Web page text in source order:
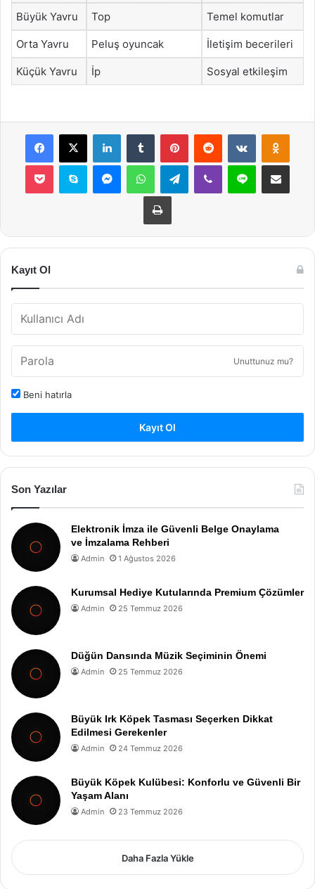
Büyük Yavru Top Temel komutlar
Orta Yavru Peluş oyuncak İletişim becerileri
Küçük Yavru İp Sosyal etkileşim
Facebook
X LinkedInTumblr PinterestReddit VKontakte
Pocket Skype MessengerWhatsAppTelegramViber Line E-Posta ile
Yazdır
Kayıt Ol
Unuttunuz mu?
Beni hatırla
Kayıt Ol
Son Yazılar
Elektronik İmza ile Güvenli Belge Onaylama
ve İmzalama Rehberi
Admin 1 Ağustos 2026
Kurumsal Hediye Kutularında Premium Çözümler
Admin 25 Temmuz 2026
Düğün Dansında Müzik Seçiminin Önemi
Admin 25 Temmuz 2026
Büyük Irk Köpek Tasması Seçerken Dikkat
Edilmesi Gerekenler
Admin 24 Temmuz 2026
Büyük Köpek Kulübesi: Konforlu ve Güvenli Bir
Yaşam Alanı
Admin 23 Temmuz 2026
Daha Fazla Yükle